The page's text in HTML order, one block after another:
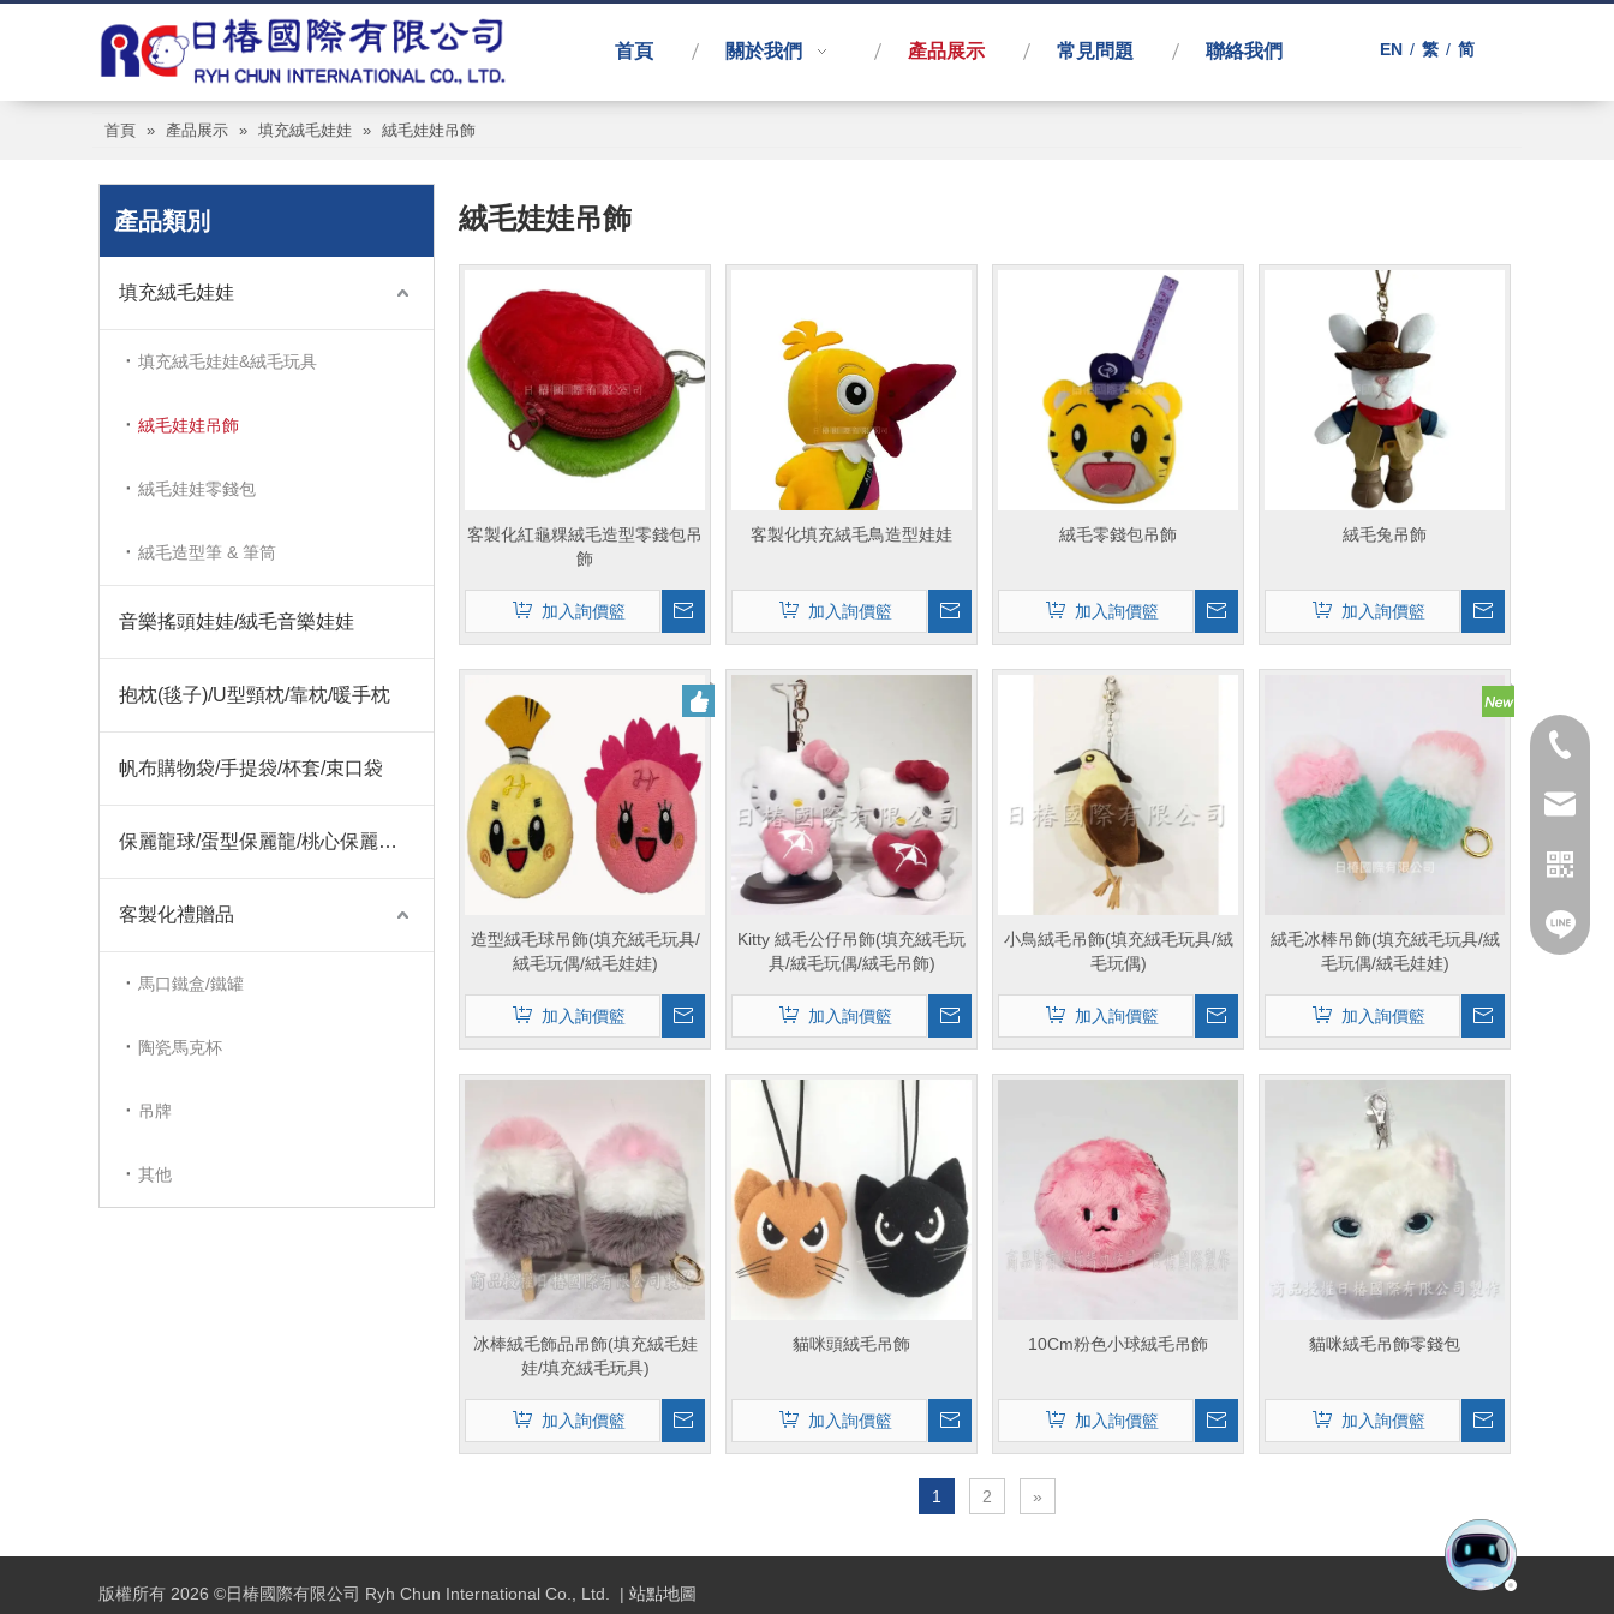
首頁 關於我們 產品展示 常見問題 聯絡我們 EN / 繁 / 简
首頁 » 產品展示 » 填充絨毛娃娃 » 絨毛娃娃吊飾
產品類別
填充絨毛娃娃
填充絨毛娃娃&絨毛玩具
絨毛娃娃吊飾
絨毛娃娃零錢包
絨毛造型筆 & 筆筒
音樂搖頭娃娃/絨毛音樂娃娃
抱枕(毯子)/U型頸枕/靠枕/暖手枕
帆布購物袋/手提袋/杯套/束口袋
保麗龍球/蛋型保麗龍/桃心保麗龍/聖誕飾品保麗龍
客製化禮贈品
馬口鐵盒/鐵罐
陶瓷馬克杯
吊牌
其他
絨毛娃娃吊飾
客製化紅龜粿絨毛造型零錢包吊
飾
加入詢價籃
客製化填充絨毛鳥造型娃娃
加入詢價籃
絨毛零錢包吊飾
加入詢價籃
絨毛兔吊飾
加入詢價籃
造型絨毛球吊飾(填充絨毛玩具/
絨毛玩偶/絨毛娃娃)
加入詢價籃
Kitty 絨毛公仔吊飾(填充絨毛玩
具/絨毛玩偶/絨毛吊飾)
加入詢價籃
小鳥絨毛吊飾(填充絨毛玩具/絨
毛玩偶)
加入詢價籃
絨毛冰棒吊飾(填充絨毛玩具/絨
毛玩偶/絨毛娃娃)
加入詢價籃
冰棒絨毛飾品吊飾(填充絨毛娃
娃/填充絨毛玩具)
加入詢價籃
貓咪頭絨毛吊飾
加入詢價籃
10Cm粉色小球絨毛吊飾
加入詢價籃
貓咪絨毛吊飾零錢包
加入詢價籃
1 2 »
02-
版權所有 2026 ©日椿國際有限公司 Ryh Chun International Co., Ltd. | 站點地圖